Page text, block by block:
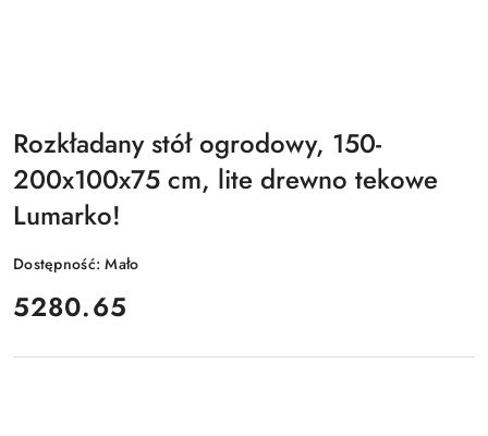
Rozkładany stół ogrodowy, 150-
200x100x75 cm, lite drewno tekowe
Lumarko!
Dostępność:Mało
cena:
5280.65